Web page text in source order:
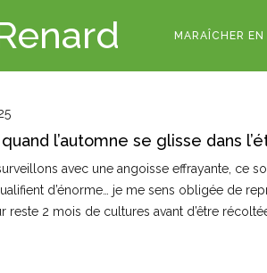
MARAÎCHER
l’automne se glisse dans
avec une angoisse effrayante, ce
d’énorme… je me sens obligée de
reste 2 mois de cultures avant d’être